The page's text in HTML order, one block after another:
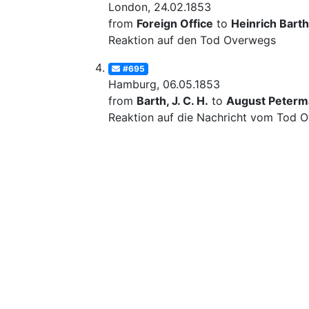
London, 24.02.1853
from Foreign Office to Heinrich Barth
Reaktion auf den Tod Overwegs
#695
Hamburg, 06.05.1853
from Barth, J. C. H. to August
Reaktion auf die Nachricht vom Tod